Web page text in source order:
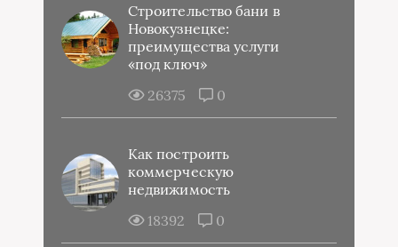
Строительство бани в
Новокузнецке:
преимущества услуги
«под ключ»
26375
0
Как построить
коммерческую
недвижимость
18392
0